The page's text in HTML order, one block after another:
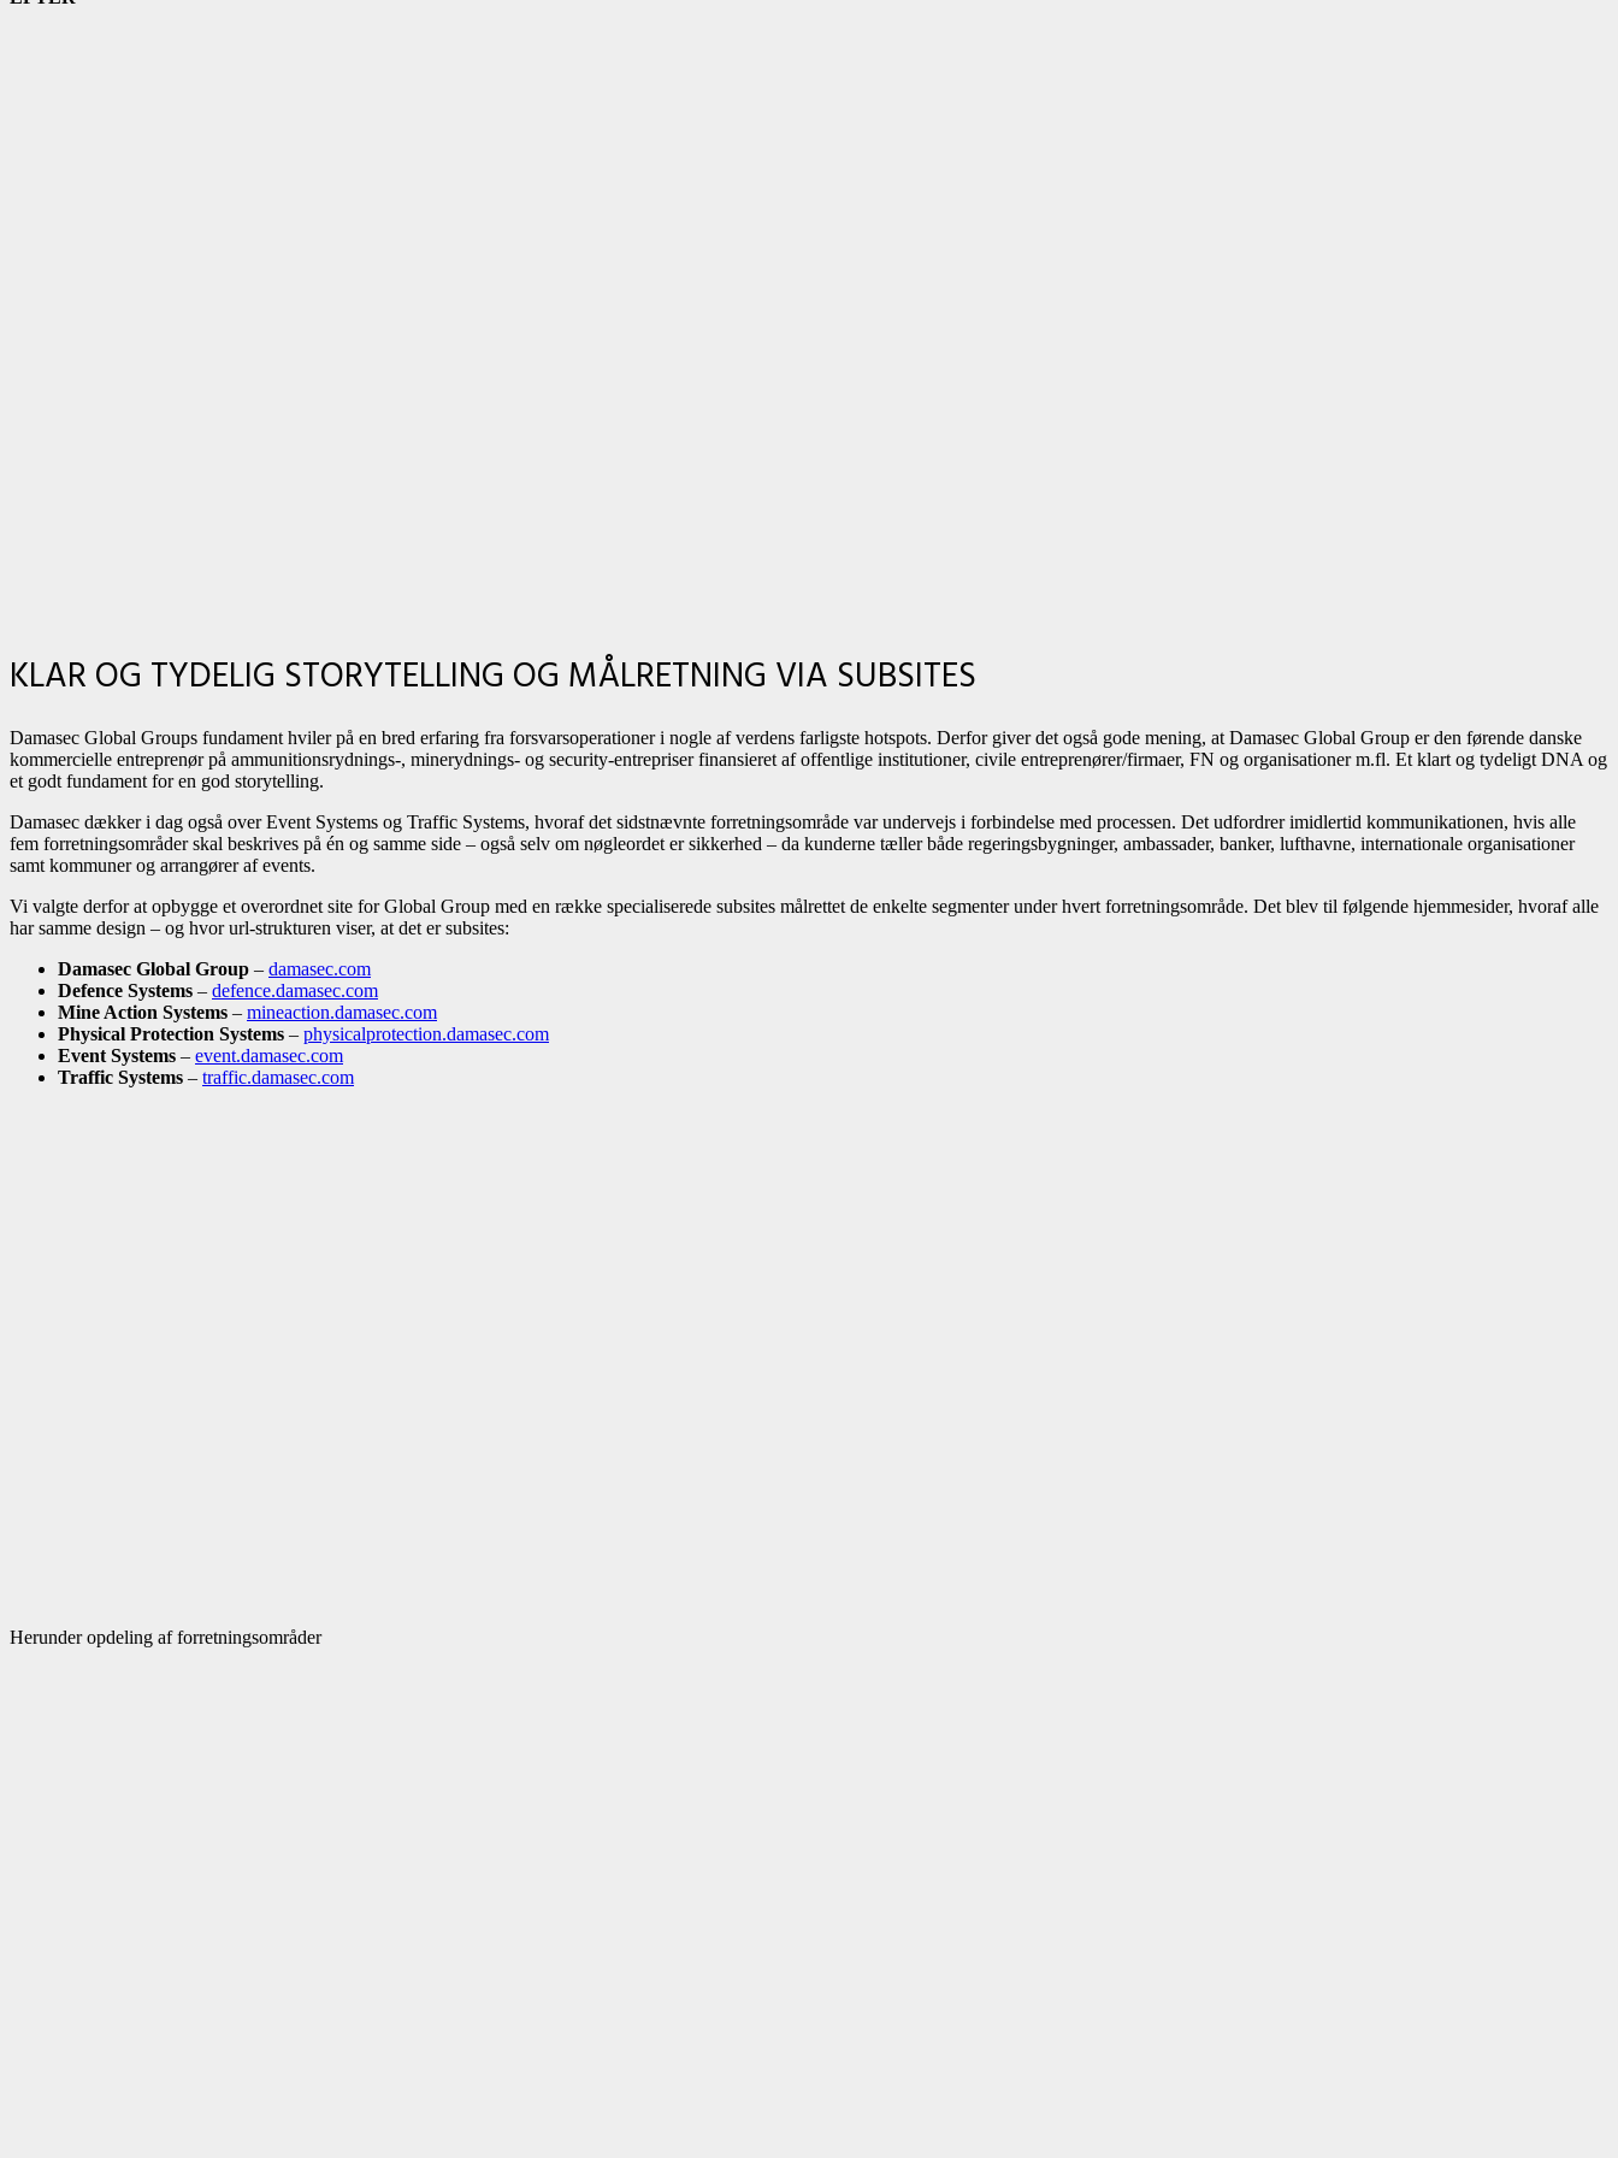
KLAR OG TYDELIG STORYTELLING OG MÅLRETNING VIA SUBSITES
Damasec Global Groups fundament hviler på en bred erfaring fra forsvarsoperationer i nogle af verdens farligste hotspots. Derfor giver det også gode mening, at Damasec Global Group er den førende danske
kommercielle entreprenør på ammunitionsrydnings-, minerydnings- og security-entrepriser finansieret af offentlige institutioner, civile entreprenører/firmaer, FN og organisationer m.fl. Et klart og tydeligt DNA og
et godt fundament for en god storytelling.
Damasec dækker i dag også over Event Systems og Traffic Systems, hvoraf det sidstnævnte forretningsområde var undervejs i forbindelse med processen. Det udfordrer imidlertid kommunikationen, hvis alle
fem forretningsområder skal beskrives på én og samme side – også selv om nøgleordet er sikkerhed – da kunderne tæller både regeringsbygninger, ambassader, banker, lufthavne, internationale organisationer
samt kommuner og arrangører af events.
Vi valgte derfor at opbygge et overordnet site for Global Group med en række specialiserede subsites målrettet de enkelte segmenter under hvert forretningsområde. Det blev til følgende hjemmesider, hvoraf alle
har samme design – og hvor url-strukturen viser, at det er subsites:
Damasec Global Group – damasec.com
Defence Systems – defence.damasec.com
Mine Action Systems – mineaction.damasec.com
Physical Protection Systems – physicalprotection.damasec.com
Event Systems – event.damasec.com
Traffic Systems – traffic.damasec.com
Herunder opdeling af forretningsområder